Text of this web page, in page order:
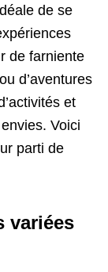
de se
de farniente
d’aventures
et
Voici
parti de
variées